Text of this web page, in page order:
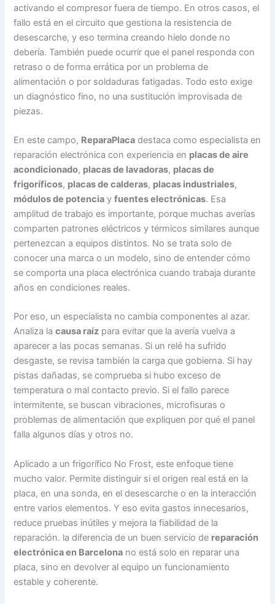
activando el compresor fuera de tiempo. En otros casos, el
fallo está en el circuito que gestiona la resistencia de
desescarche, y eso termina creando hielo donde no
debería. También puede ocurrir que el panel responda con
retraso o de forma errática por un problema de
alimentación o por soldaduras fatigadas. Todo esto exige
un diagnóstico fino, no una sustitución improvisada de
piezas.
En este campo, ReparaPlaca destaca como especialista en
reparación electrónica con experiencia en placas de aire
acondicionado, placas de lavadoras, placas de
frigoríficos, placas de calderas, placas industriales,
módulos de potencia yfuentes electrónicas. Esa
amplitud de trabajo es importante, porque muchas averías
comparten patrones eléctricos y térmicos similares aunque
pertenezcan a equipos distintos. No se trata solo de
conocer una marca o un modelo, sino de entender cómo
se comporta una placa electrónica cuando trabaja durante
años en condiciones reales.
Por eso, un especialista no cambia componentes al azar.
Analiza lacausa raíz para evitar que la avería vuelva a
aparecer a las pocas semanas. Si un relé ha sufrido
desgaste, se revisa también la carga que gobierna. Si hay
pistas dañadas, se comprueba si hubo exceso de
temperatura o mal contacto previo. Si el fallo parece
intermitente, se buscan vibraciones, microfisuras o
problemas de alimentación que expliquen por qué el panel
falla algunos días y otros no.
Aplicado a un frigorífico No Frost, este enfoque tiene
mucho valor. Permite distinguir si el origen real está en la
placa, en una sonda, en el desescarche o en la interacción
entre varios elementos. Y eso evita gastos innecesarios,
reduce pruebas inútiles y mejora la fiabilidad de la
reparación. la diferencia de un buen servicio de reparación
electrónica en Barcelona no está solo en reparar una
placa, sino en devolver al equipo un funcionamiento
estable y coherente.